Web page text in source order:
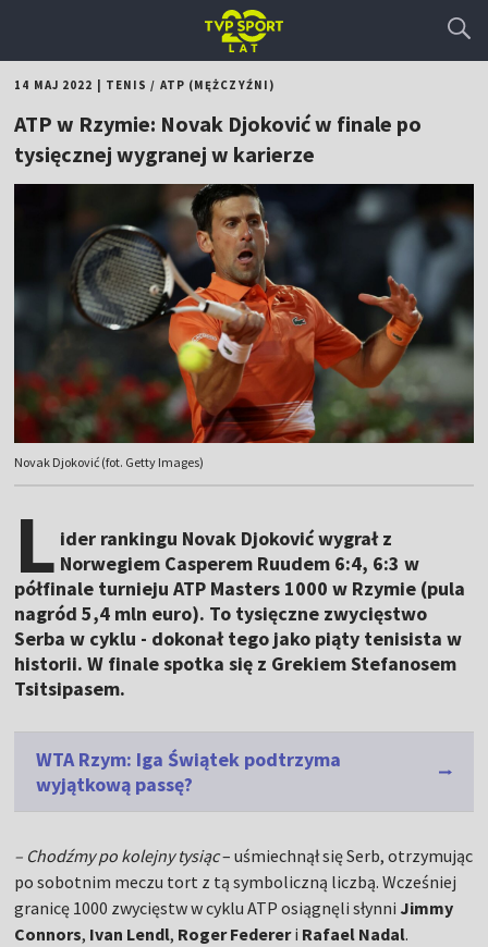
14 MAJ 2022 TENIS / ATP (MĘŻCZYŹNI)
ATP w Rzymie: Novak Djoković w finale po
tysięcznej wygranej w karierze
Novak Djoković (fot. Getty Images)
L ider rankingu Novak Djoković wygrał z
Norwegiem Casperem Ruudem 6:4, 6:3 w
półfinale turnieju ATP Masters 1000 w Rzymie (pula
nagród 5,4 mln euro). To tysięczne zwycięstwo
Serba w cyklu - dokonał tego jako piąty tenisista w
historii. W finale spotka się z Grekiem Stefanosem
Tsitsipasem.
WTA Rzym: Iga Świątek podtrzyma
wyjątkową passę?
– Chodźmy po kolejny tysiąc– uśmiechnął się Serb, otrzymując
po sobotnim meczu tort z tą symboliczną liczbą. Wcześniej
granicę 1000 zwycięstw w cyklu ATP osiągnęli słynni Jimmy
Connors, Ivan Lendl, Roger Federeri Rafael Nadal.